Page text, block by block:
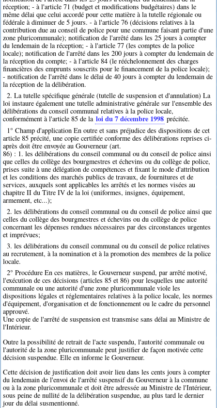
réception; - à l'article 71 (budget et modifications budgétaires) dans le
même délai que celui accordé pour cette matière à la tutelle régionale ou
fédérale à diminuer de 5 jours. - à l'article 76 (décisions relatives à la
contribution due au conseil de police pour une commune faisant partie d'une
zone pluricommunale); notification de l'arrêté dans les 25 jours à compter
du lendemain de la réception; - à l'article 77 (les comptes de la police
locale); notification de l'arrêté dans les 200 jours à compter du lendemain de
la réception du compte; - à l'article 84 (le rééchelonnement des charges
financières des emprunts souscrits pour le financement de la police locale);
- notification de l'arrêté dans le délai de 40 jours à compter du lendemain de
la réception de la délibération.
2. La tutelle spécifique générale (tutelle de suspension et d'annulation) La
loi instaure également une tutelle administrative générale sur l'ensemble des
délibérations du conseil communal relatives à la police locale,
conformément à l'article 85 de la loi du 7 décembre 1998 précitée.
1° Champ d'application En outre et sans préjudice des dispositions de cet
article 85 précité, une copie certifiée conforme des délibérations reprises ci-
après doit être envoyée au Gouverneur (art.
86) : 1. les délibérations du conseil communal ou du conseil de police ainsi
que celles du collège des bourgmestres et échevins ou du collège de police,
prises suite à une délégation de compétences et fixant le mode d'attribution
et les conditions des marchés publics de travaux, de fournitures et de
services, auxquels sont applicables les arrêtés et les normes visées au
chapitre II du Titre IV de la loi (uniformes, insignes, équipement,
armement, etc...);
2. les délibérations du conseil communal ou du conseil de police ainsi que
celles du collège des bourgmestres et échevins ou du collège de police
concernant les dépenses rendues nécessaires par des circonstances urgentes
et imprévues;
3. les délibérations du conseil communal ou du conseil de police relatives
au recrutement, à la nomination et à la promotion des membres de la police
locale.
2° Procédure En ces matières, le Gouverneur suspend, par arrêté motivé,
l'exécution de ces décisions (articles 85 et 86) pour lesquelles une autorité
communale ou une autorité d'une zone pluricommunale viole les
dispositions légales et réglementaires relatives à la police locale, les normes
d'équipement, d'organisation et de fonctionnement ou le cadre du personnel
approuvé.
Une copie de l'arrêté de suspension est transmise sans délai au Ministre de
l'Intérieur.
Outre la possibilité de retrait de l'acte suspendu, l'autorité communale ou
l'autorité de la zone pluricommunale peut justifier de façon motivée cette
décision suspendue. Elle en informe le Gouverneur.
Cette décision de justification doit avoir lieu dans les cents jours à compter
du lendemain de l'envoi de l'arrêté suspensif du Gouverneur à la commune
ou à la zone pluricommunale et doit être adressée au Ministre de l'Intérieur,
sous peine de nullité de la délibération suspendue, au plus tard le dernier
jour du délai susmentionné.